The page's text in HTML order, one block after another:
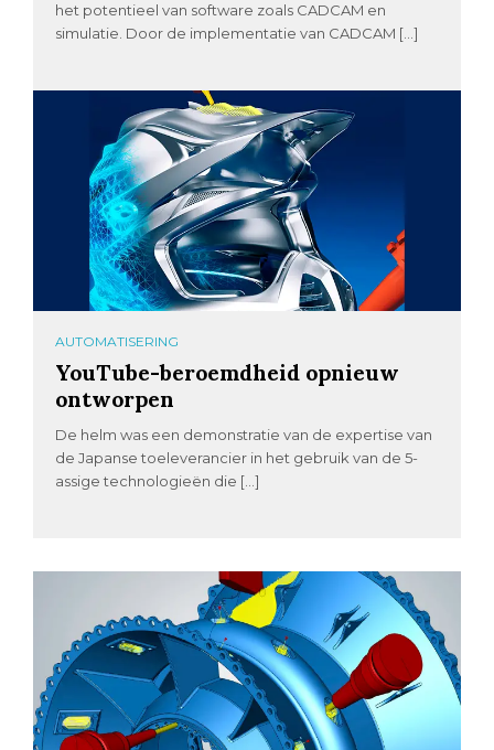
het potentieel van software zoals CADCAM en
simulatie. Door de implementatie van CADCAM […]
AUTOMATISERING
YouTube-beroemdheid opnieuw
ontworpen
De helm was een demonstratie van de expertise van
de Japanse toeleverancier in het gebruik van de 5-
assige technologieën die […]